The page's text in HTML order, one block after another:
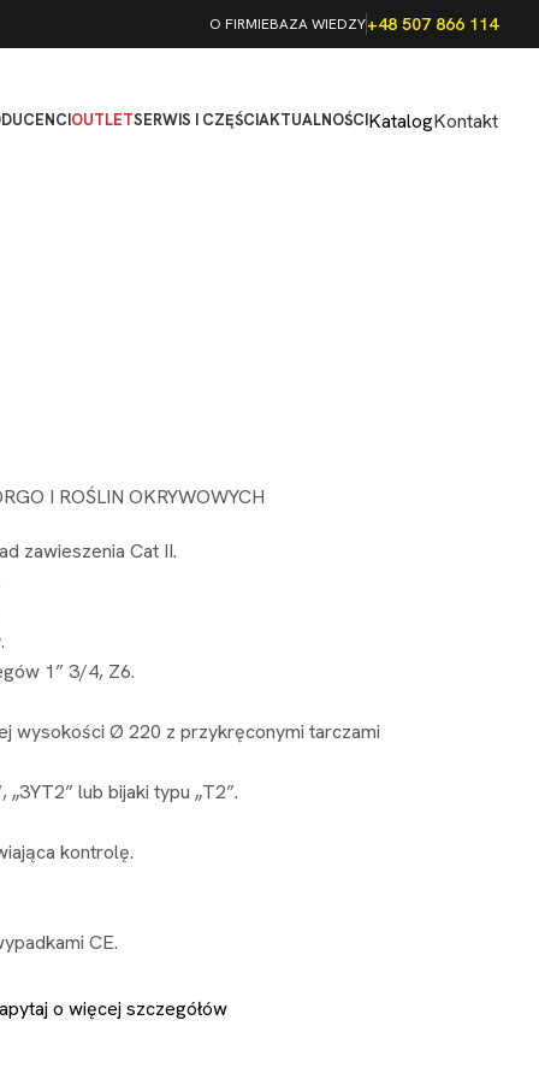
O FIRMIEBAZA WIEDZY+48 507 866 114
OUTLETSERWIS I CZĘŚCIAKTUALNOŚCIKatalogKontakt
I ROŚLIN OKRYWOWYCH
zawieszenia Cat II.
1” 3/4, Z6.
wysokości Ø 220 z przykręconymi tarczami
lub bijaki typu „T2”.
kontrolę.
CE.
o więcej szczegółów